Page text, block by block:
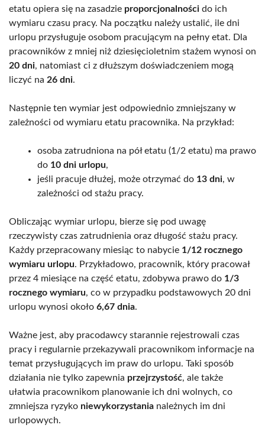
etatu opiera się na zasadzie proporcjonalności do ich
wymiaru czasu pracy. Na początku należy ustalić, ile dni
urlopu przysługuje osobom pracującym na pełny etat. Dla
pracowników z mniej niż dziesięcioletnim stażem wynosi on
20 dni, natomiast ci z dłuższym doświadczeniem mogą
liczyć na 26 dni.
Następnie ten wymiar jest odpowiednio zmniejszany w
zależności od wymiaru etatu pracownika. Na przykład:
osoba zatrudniona na pół etatu (1/2 etatu) ma prawo
do 10 dni urlopu,
jeśli pracuje dłużej, może otrzymać do 13 dni, w
zależności od stażu pracy.
Obliczając wymiar urlopu, bierze się pod uwagę
rzeczywisty czas zatrudnienia oraz długość stażu pracy.
Każdy przepracowany miesiąc to nabycie 1/12 rocznego
wymiaru urlopu. Przykładowo, pracownik, który pracował
przez 4 miesiące na część etatu, zdobywa prawo do 1/3
rocznego wymiaru, co w przypadku podstawowych 20 dni
urlopu wynosi około 6,67 dnia.
Ważne jest, aby pracodawcy starannie rejestrowali czas
pracy i regularnie przekazywali pracownikom informacje na
temat przysługujących im praw do urlopu. Taki sposób
działania nie tylko zapewnia przejrzystość, ale także
ułatwia pracownikom planowanie ich dni wolnych, co
zmniejsza ryzyko niewykorzystania należnych im dni
urlopowych.